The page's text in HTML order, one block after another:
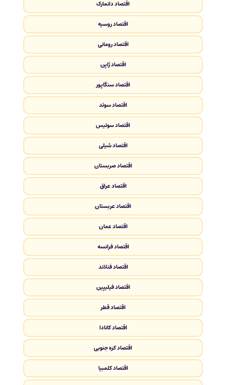
اقتصاد دانمارک
اقتصاد روسیه
اقتصاد رومانی
اقتصاد ژاپن
اقتصاد سنگاپور
اقتصاد سوئد
اقتصاد سوئیس
اقتصاد شیلی
اقتصاد صربستان
اقتصاد عراق
اقتصاد عربستان
اقتصاد عمان
اقتصاد فرانسه
اقتصاد فنلاند
اقتصاد فیلیپین
اقتصاد قطر
اقتصاد کانادا
اقتصاد کره جنوبی
اقتصاد کلمبیا